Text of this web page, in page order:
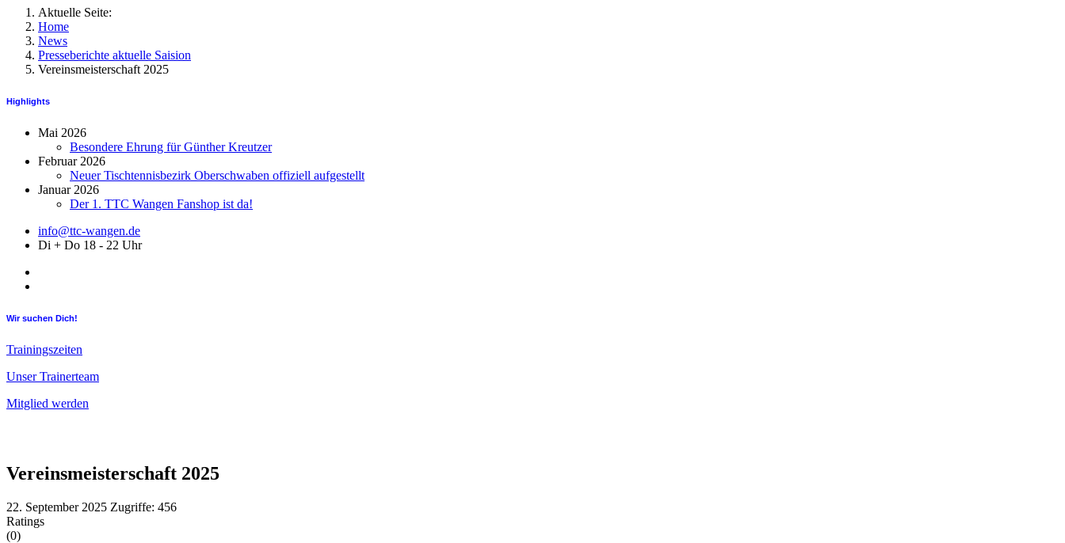
Aktuelle Seite:
Home
News
Presseberichte aktuelle Saision
Vereinsmeisterschaft 2025
Highlights
Mai 2026
Besondere Ehrung für Günther Kreutzer
Februar 2026
Neuer Tischtennisbezirk Oberschwaben offiziell aufgestellt
Januar 2026
Der 1. TTC Wangen Fanshop ist da!
info@ttc-wangen.de
Di + Do 18 - 22 Uhr
Wir suchen Dich!
Trainingszeiten
Unser Trainerteam
Mitglied werden
Vereinsmeisterschaft 2025
22. September 2025 Zugriffe: 456
Ratings
(0)